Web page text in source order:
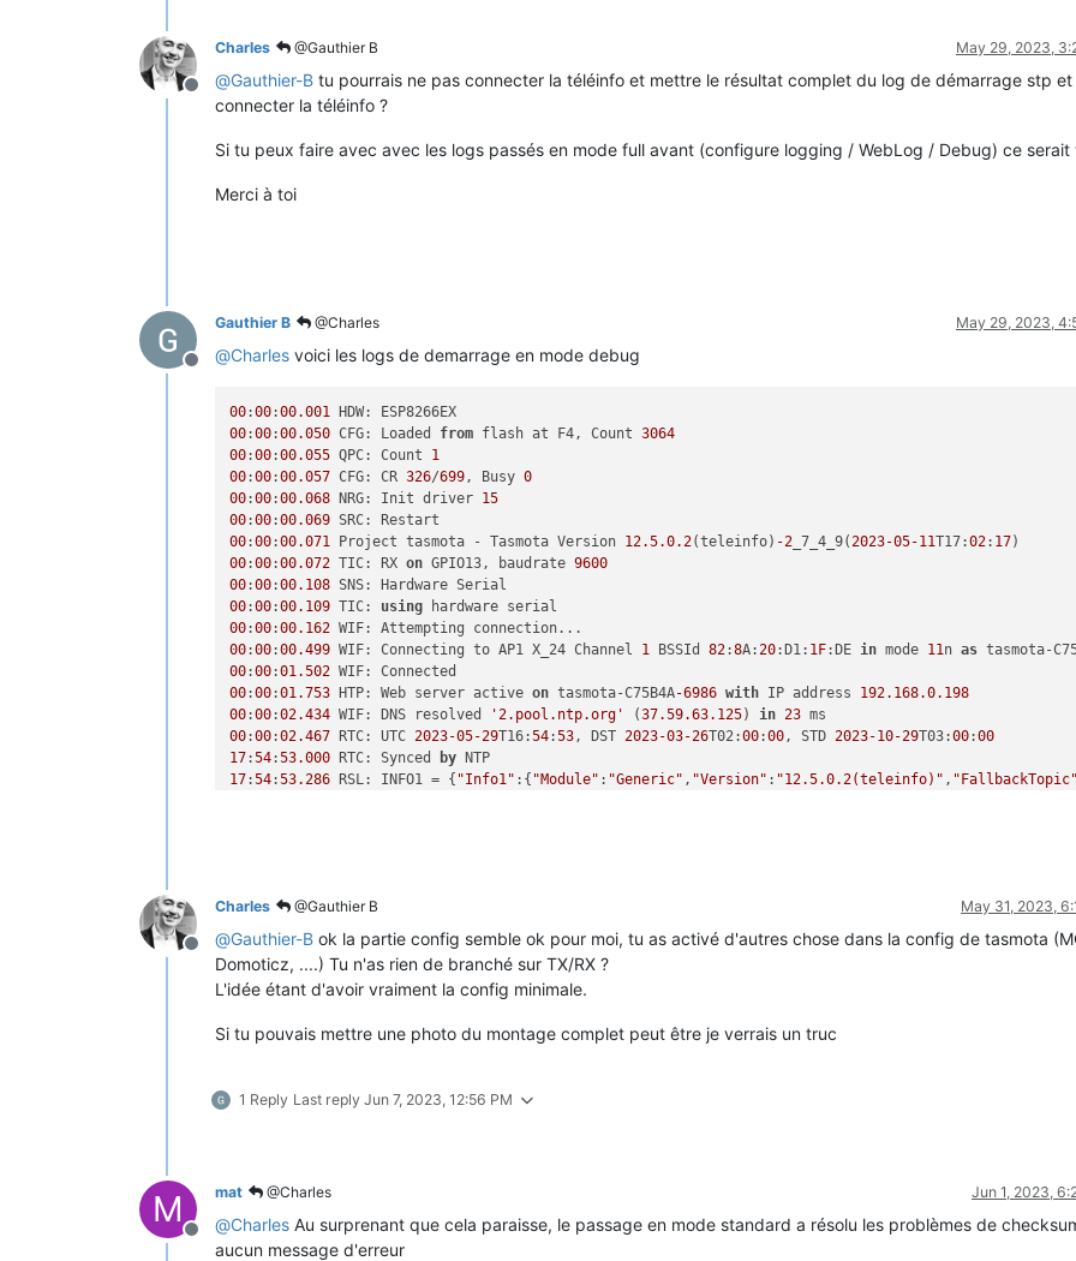
Offline
Charles @Gauthier B May 29, 2023,
@Gauthier-B tu pourrais ne pas connecter la téléinfo et mettre le résultat complet du log de démarrage stp et
connecter la téléinfo ?
Si tu peux faire avec avec les logs passés en mode full avant (configure logging / WebLog / Debug) ce serait
Merci à toi
Offline
Gauthier B @Charles May 29, 2023,
@Charles voici les logs de demarrage en mode debug
00:00:00.001
00:00:00.050 CFG: Loaded from flash at F4, Count 3064
00:00:00.055 QPC: Count 1
00:00:00.057 CFG: CR 326/699, Busy 0
00:00:00.068 NRG: Init driver 15
00:00:00.069
00:00:00.071 Project tasmota - Tasmota Version 12.5.0.2(teleinfo) -2 _7_4_9(2023-05-11T17:02: 17
00:00:00.072 TIC: RX on GPIO13, baudrate 9600
00:00:00.108
00:00:00.109 TIC: using
00:00:00.162
00:00:00.499 WIF: Connecting to AP1 X_24 Channel 1 BSSId 82:8A:20:D1: 1F:DE in mode 11n as tasmota-
00:00:01.502
00:00:01.753 HTP: Web server active on tasmota-C75B4A-6986 with IP address 192.168.0.198
00:00:02.434 WIF: DNS resolved '2.pool.ntp.org' (37.59.63.125) in 23
00:00:02.467 RTC: UTC 2023-05-29T16:54:53, DST 2023-03-26T02:00:00, STD 2023-10-29T03:00:00
17:54:53.000 RTC: Synced by
17:54:53.286 RSL: INFO1 = { "Info1" :{ "Module" : "Generic" , "Version" : "12.5.0.2(teleinfo)" , "FallbackTopic"
17:54 :58.414 RSL: STATE = { "UptimeSec":9,"Vcc":
17
54 :58.420 RSL: SENSOR = { "Time" "2023-05-29T17:54:58" "ENERGY" "TotalStartTime" :"2023-05-
58.422 NRG: Energy reset
17 :54:59.443 APP: Boot Count 3029
17:55:00.349 CFG: Saved to flash at FB, Count
Offline
Charles @Gauthier B May 31, 2023,
@Gauthier-B ok la partie config semble ok pour moi, tu as activé d'autres chose dans la config de tasmota
Domoticz, ....) Tu n'as rien de branché sur TX/RX ?
L'idée étant d'avoir vraiment la config minimale.
Si tu pouvais mettre une photo du montage complet peut être je verrais un truc
1 Reply Last reply Jun 7, 2023, 12:56 PM
M
Offline
mat @Charles Jun 1, 2023,
@Charles Au surprenant que cela paraisse, le passage en mode standard a résolu les problèmes de
aucun message d'erreur